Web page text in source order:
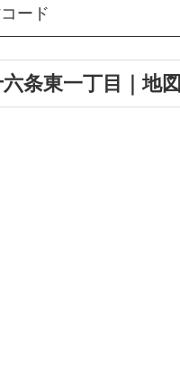
ード
条東一丁目｜地図